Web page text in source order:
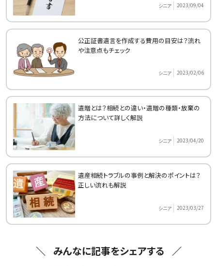
シニア 2023/09/04
公正証書遺言を作成する費用の目安は？流れ
や注意点もチェック
シニア 2023/02/06
遺贈とは？相続との違い・遺贈の種類・放棄の
方法について詳しく解説
シニア 2023/04/20
遺産相続トラブルの事例と解決のポイントは？
正しい流れも解説
シニア 2023/03/27
みんなに記事をシェアする